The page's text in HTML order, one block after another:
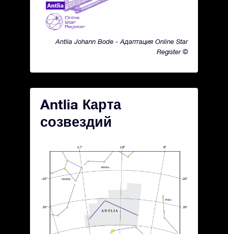
Antlia Johann Bode - Адаптация Online Star
Register ©
Antlia Карта
созвездий